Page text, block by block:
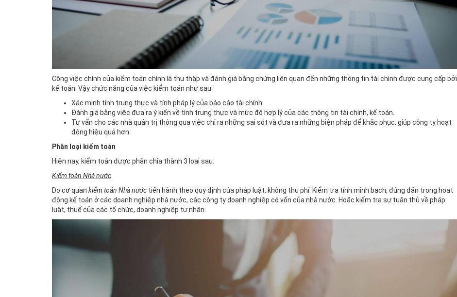
Công việc chính của kiểm toán chính là thu thập và đánh giá bằng chứng liên quan đến những thông tin tài chính được cung cấp bởi
kế toán. Vậy chức năng của việc kiểm toán như sau:
Xác minh tính trung thực và tính pháp lý của báo cáo tài chính.
Đánh giá bằng việc đưa ra ý kiến về tính trung thực và mức độ hợp lý của các thông tin tài chính, kế toán.
Tư vấn cho các nhà quản trị thông qua việc chỉ ra những sai sót và đưa ra những biện pháp để khắc phục, giúp công ty hoạt
động hiệu quả hơn.
Phân loại kiểm toán
Hiện nay, kiểm toán được phân chia thành 3 loại sau:
Kiểm toán Nhà nước
Do cơ quan kiểm toán Nhà nước tiến hành theo quy định của pháp luật, không thu phí. Kiểm tra tính minh bạch, đúng đắn trong hoạt
động kế toán ở các doanh nghiệp nhà nước, các công ty doanh nghiệp có vốn của nhà nước. Hoặc kiểm tra sự tuân thủ về pháp
luật, thuế của các tổ chức, doanh nghiệp tư nhân.